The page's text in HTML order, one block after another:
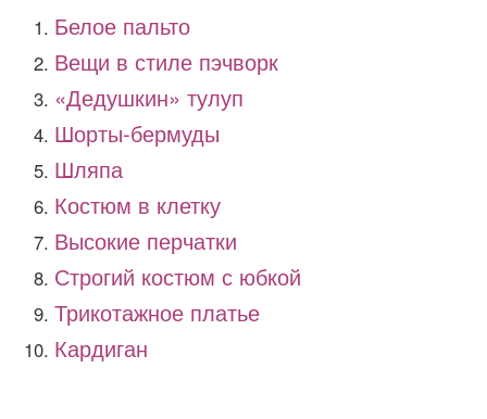
Белое пальто
Вещи в стиле пэчворк
«Дедушкин» тулуп
Шорты-бермуды
Шляпа
Костюм в клетку
Высокие перчатки
Строгий костюм с юбкой
Трикотажное платье
Кардиган